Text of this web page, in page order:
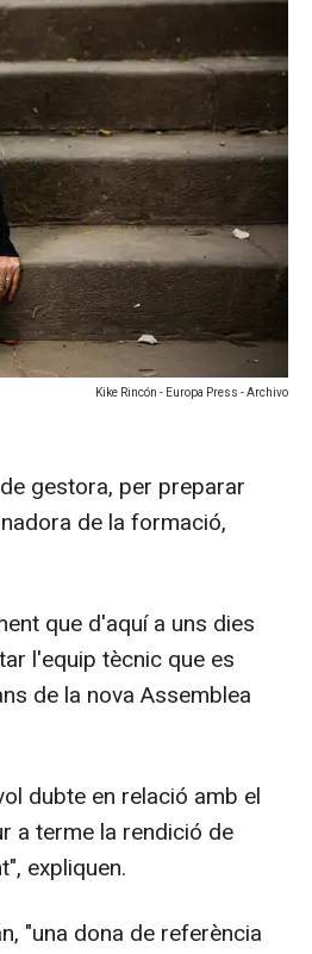
Kike Rincón - Europa Press - Archivo
gestora, per preparar
de la formació,
que d'aquí a uns dies
l'equip tècnic que es
de la nova Assemblea
dubte en relació amb el
a terme la rendició de
expliquen.
"una dona de referència